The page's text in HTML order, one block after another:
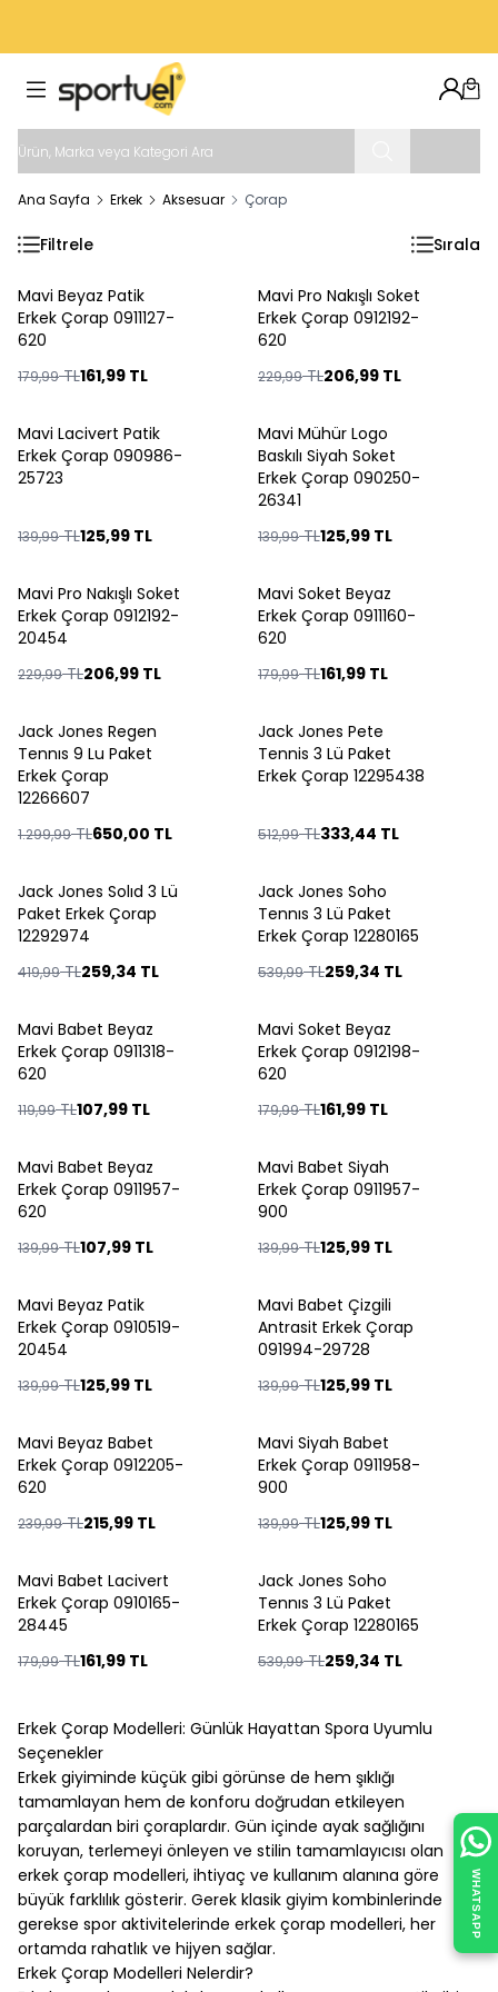
Ana Sayfa Erkek Aksesuar Çorap
Filtrele Sırala
%10
Mavi Beyaz Patik
Erkek Çorap 0911127-
620
179,99TL161,99 TL
%10
Mavi Pro Nakışlı Soket
Erkek Çorap 0912192-
620
229,99TL206,99 TL
%10
Mavi Lacivert Patik
Erkek Çorap 090986-
25723
139,99TL125,99 TL
%10
Mavi Mühür Logo
Baskılı Siyah Soket
Erkek Çorap 090250-
26341
139,99TL125,99 TL
%10
Mavi Pro Nakışlı Soket
Erkek Çorap 0912192-
20454
229,99TL206,99 TL
%10
Mavi Soket Beyaz
Erkek Çorap 0911160-
620
179,99TL161,99 TL
%50
Jack Jones Regen
Tennıs 9 Lu Paket
Erkek Çorap
12266607
1.299,99TL650,00 TL
%35
Jack Jones Pete
Tennis 3 Lü Paket
Erkek Çorap 12295438
512,99TL333,44 TL
%38
Jack Jones Solıd 3 Lü
Paket Erkek Çorap
12292974
419,99TL259,34 TL
%52
Jack Jones Soho
Tennıs 3 Lü Paket
Erkek Çorap 12280165
539,99TL259,34 TL
%10
Mavi Babet Beyaz
Erkek Çorap 0911318-
620
119,99TL107,99 TL
%10
Mavi Soket Beyaz
Erkek Çorap 0912198-
620
179,99TL161,99 TL
%23
Mavi Babet Beyaz
Erkek Çorap 0911957-
620
139,99TL107,99 TL
%10
Mavi Babet Siyah
Erkek Çorap 0911957-
900
139,99TL125,99 TL
%10
Mavi Beyaz Patik
Erkek Çorap 0910519-
20454
139,99TL125,99 TL
%10
Mavi Babet Çizgili
Antrasit Erkek Çorap
091994-29728
139,99TL125,99 TL
%10
Mavi Beyaz Babet
Erkek Çorap 0912205-
620
239,99TL215,99 TL
%10
Mavi Siyah Babet
Erkek Çorap 0911958-
900
139,99TL125,99 TL
%10
Mavi Babet Lacivert
Erkek Çorap 0910165-
28445
179,99TL161,99 TL
%52
Jack Jones Soho
Tennıs 3 Lü Paket
Erkek Çorap 12280165
539,99TL259,34 TL
Erkek Çorap Modelleri: Günlük Hayattan Spora Uyumlu
Seçenekler
Erkek giyiminde küçük gibi görünse de hem şıklığı
tamamlayan hem de konforu doğrudan etkileyen
parçalardan biri çoraplardır. Gün içinde ayak sağlığını
koruyan, terlemeyi önleyen ve stilin tamamlayıcısı olan
erkek çorap modelleri, ihtiyaç ve kullanım alanına göre
büyük farklılık gösterir. Gerek klasik giyim kombinlerinde
gerekse spor aktivitelerinde erkek çorap modelleri, her
ortamda rahatlık ve hijyen sağlar.
Erkek Çorap Modelleri Nelerdir?
WHATSAPP